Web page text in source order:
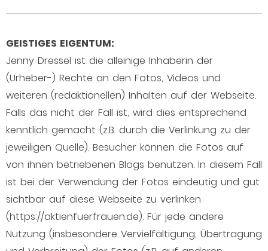
GEISTIGES EIGENTUM:
Jenny Dressel ist die alleinige Inhaberin der
(Urheber-) Rechte an den Fotos, Videos und
weiteren (redaktionellen) Inhalten auf der Webseite.
Falls das nicht der Fall ist, wird dies entsprechend
kenntlich gemacht (z.B. durch die Verlinkung zu der
jeweiligen Quelle). Besucher können die Fotos auf
von ihnen betriebenen Blogs benutzen. In diesem Fall
ist bei der Verwendung der Fotos eindeutig und gut
sichtbar auf diese Webseite zu verlinken
(https://aktienfuerfrauen.de). Für jede andere
Nutzung (insbesondere Vervielfältigung, Übertragung